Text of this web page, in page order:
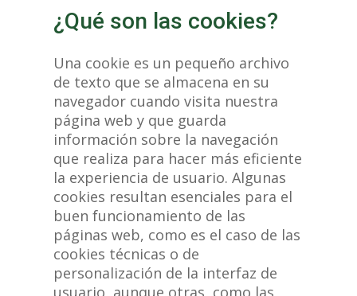
¿Qué son las cookies?
Una cookie es un pequeño archivo
de texto que se almacena en su
navegador cuando visita nuestra
página web y que guarda
información sobre la navegación
que realiza para hacer más eficiente
la experiencia de usuario. Algunas
cookies resultan esenciales para el
buen funcionamiento de las
páginas web, como es el caso de las
cookies técnicas o de
personalización de la interfaz de
usuario, aunque otras, como las